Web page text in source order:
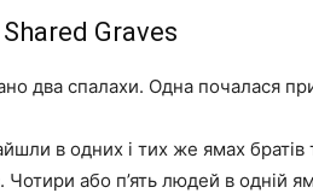
Graves
два спалахи. Одна почалася
в одних і тих же ямах
Чотири або п’ять людей в одній